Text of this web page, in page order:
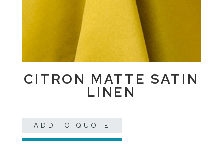
CITRON MATTE SATIN
LINEN
ADD TO QUOTE